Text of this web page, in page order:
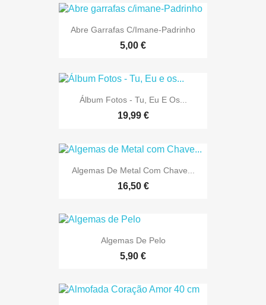
Abre Garrafas C/imane-Padrinho
5,00 €
Álbum Fotos - Tu, Eu E Os...
19,99 €
Algemas De Metal Com Chave...
16,50 €
Algemas De Pelo
5,90 €